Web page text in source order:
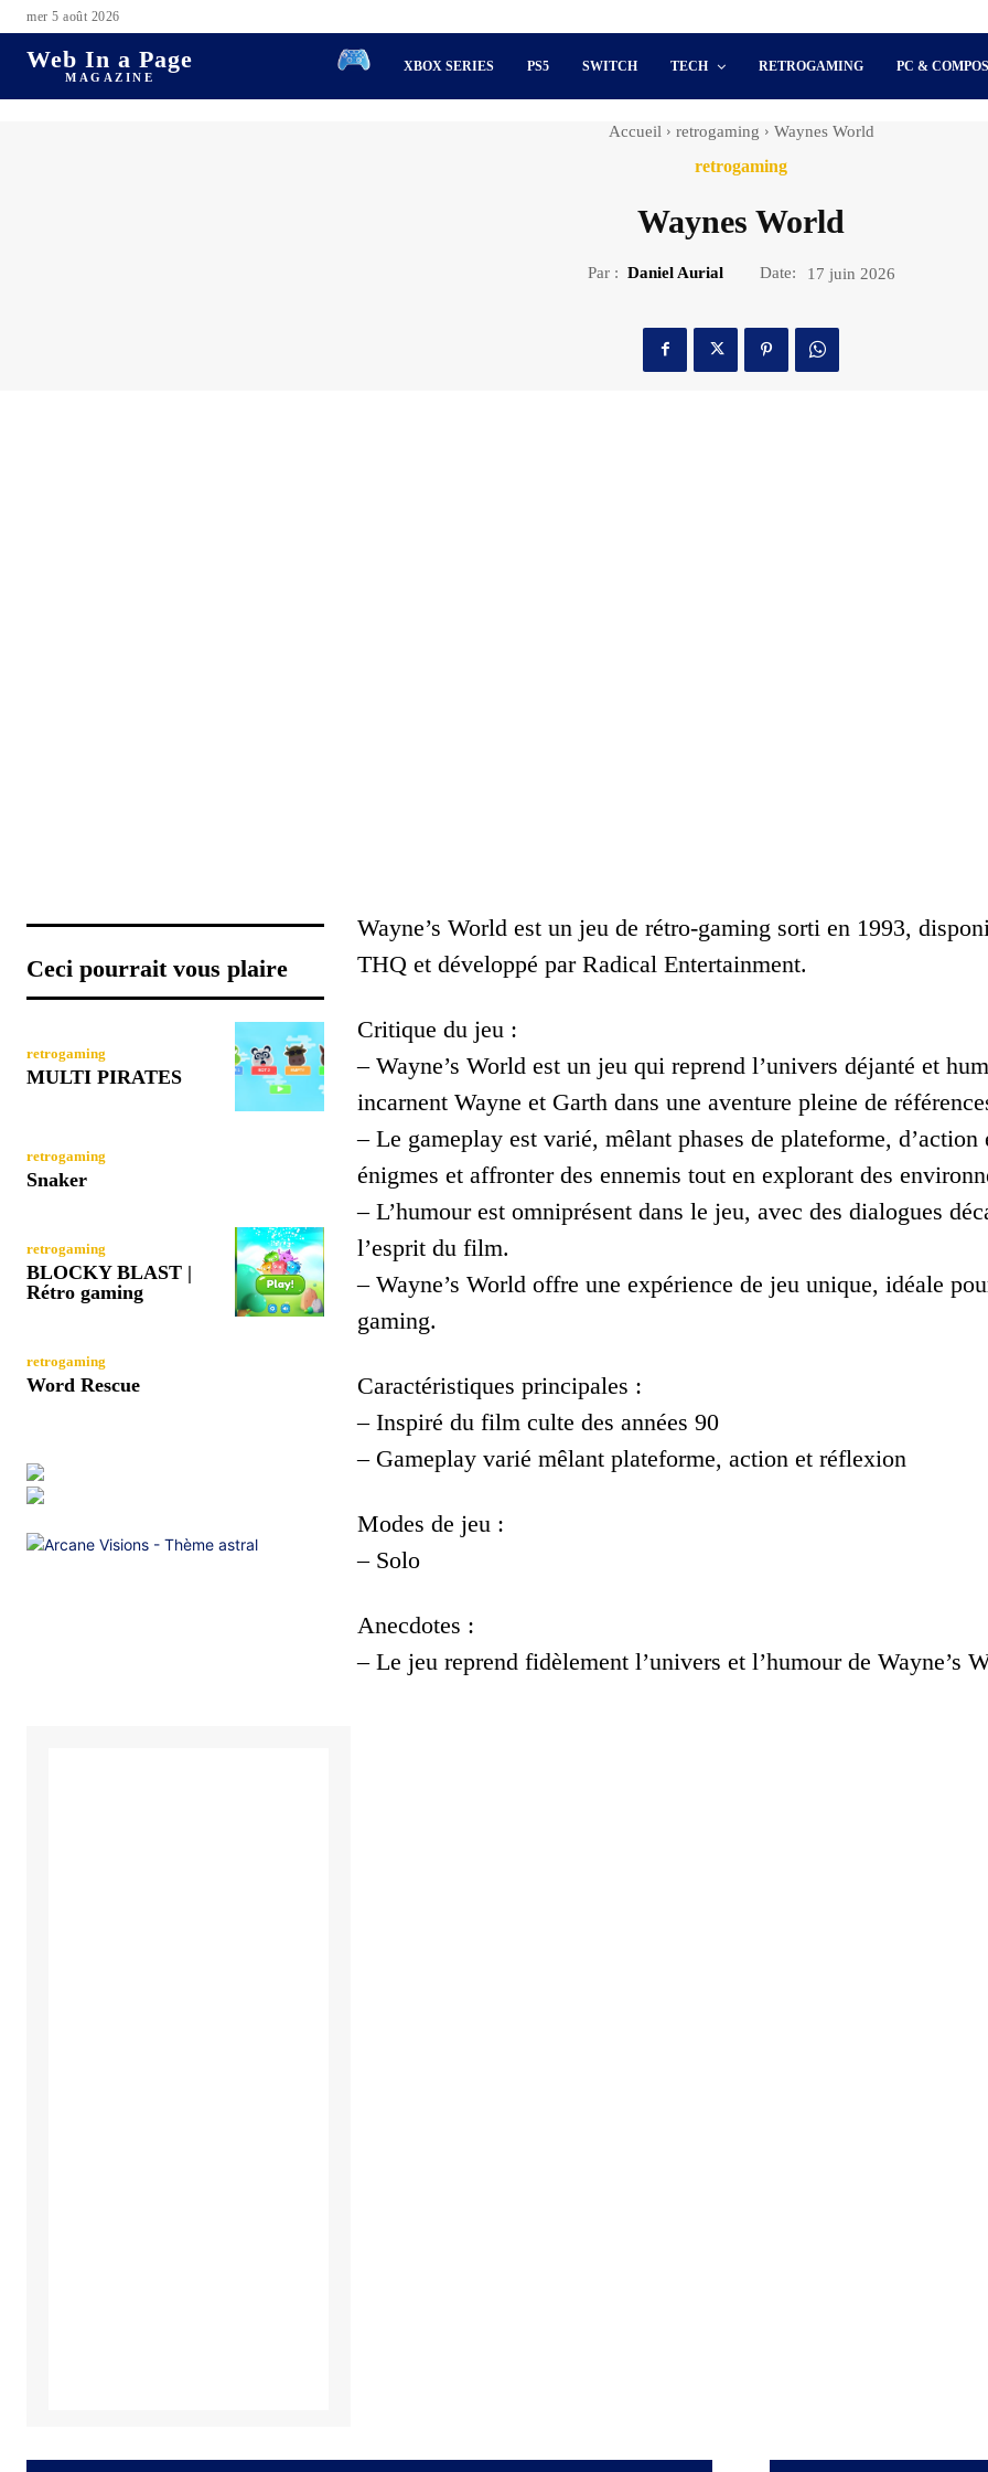
mer 5 août 2026
Web In a Page
MAGAZINE
XBOX SERIES PS5 SWITCH TECH RETROGAMING PC &
Accueil retrogaming Waynes World
retrogaming
Waynes World
Par : Daniel Aurial Date: 17 juin 2026
Ceci pourrait vous plaire
retrogaming
MULTI PIRATES
retrogaming
Snaker
retrogaming
BLOCKY BLAST |
Rétro gaming
retrogaming
Word Rescue
Wayne’s World est un jeu de rétro-gaming sorti en 1993,
THQ et développé par Radical Entertainment.
Critique du jeu :
– Wayne’s World est un jeu qui reprend l’univers déjanté et
incarnent Wayne et Garth dans une aventure pleine de
– Le gameplay est varié, mêlant phases de plateforme,
énigmes et affronter des ennemis tout en explorant des
– L’humour est omniprésent dans le jeu, avec des dialogues
l’esprit du film.
– Wayne’s World offre une expérience de jeu unique, idéale
gaming.
Caractéristiques principales :
– Inspiré du film culte des années 90
– Gameplay varié mêlant plateforme, action et réflexion
Modes de jeu :
– Solo
Anecdotes :
– Le jeu reprend fidèlement l’univers et l’humour de Wayne’s